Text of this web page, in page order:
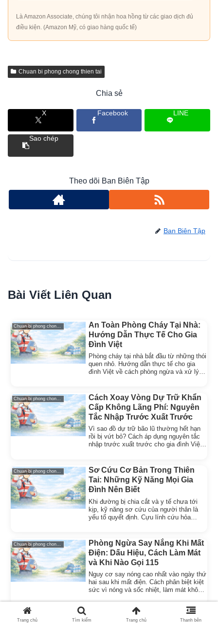
Là Amazon Associate, chúng tôi nhận hoa hồng từ các giao dịch đủ
điều kiện. (Amazon Mỹ, có giao hàng quốc tế)
Chuan bi phong chong thien tai
Chia sẻ
X Facebook LINE
Sao chép
Theo dõi Ban Biên Tập
Ban Biên Tập
Bài Viết Liên Quan
An Toàn Phòng Cháy Tại Nhà:
Hướng Dẫn Thực Tế Cho Gia
Đình Việt
Phòng cháy tại nhà bắt đầu từ những thói
quen nhỏ. Hướng dẫn thực tế cho gia
đình Việt về cách phòng ngừa và xử lý
Chuan bi phong chong thien tai
Cách Xoay Vòng Dự Trữ Khẩn
Cấp Không Lãng Phí: Nguyên
Tắc Nhập Trước Xuất Trước
Vì sao đồ dự trữ bão lũ thường hết hạn
rồi bị vứt bỏ? Cách áp dụng nguyên tắc
nhập trước xuất trước cho gia đình Việt
Chuan bi phong chong thien tai
Sơ Cứu Cơ Bản Trong Thiên
Tai: Những Kỹ Năng Mọi Gia
Đình Nên Biết
Khi đường bị chia cắt và y tế chưa tới
kịp, kỹ năng sơ cứu của người thân là
yếu tố quyết định. Cựu lính cứu hỏa
Phòng Ngừa Say Nắng Khi Mất
Điện: Dấu Hiệu, Cách Làm Mát
và Khi Nào Gọi 115
Nguy cơ say nóng cao nhất vào ngày thứ
hai sau khi mất điện. Cách phân biệt kiệt
sức vì nóng và sốc nhiệt, làm mát không
Cách Dự Trữ Nước và Thực
Trang chủ Tìm kiếm Trang chủ Thanh bên